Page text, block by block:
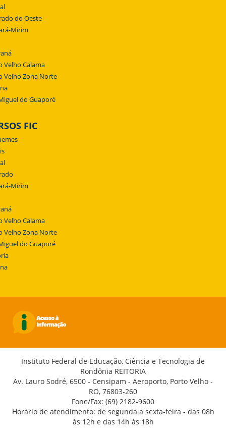
do Oeste
Mirim
Velho Calama
Velho Zona Norte
do Guaporé
FIC
Mirim
Velho Calama
Velho Zona Norte
do Guaporé
Instituto Federal de Educação, Ciência e Tecnologia de
Rondônia REITORIA
Av. Lauro Sodré, 6500 - Censipam - Aeroporto, Porto Velho -
RO, 76803-260
Fone/Fax: (69) 2182-9600
Horário de atendimento: de segunda a sexta-feira - das 08h
às 12h e das 14h às 18h